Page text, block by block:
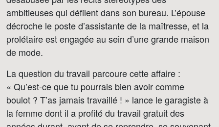
ambitieuses qui défilent dans son bureau. L’épouse
décroche le poste d’assistante de la maîtresse, et la
prolétaire est engagée au sein d’une grande maison
de mode.
La question du travail parcoure cette affaire :
« Qu’est-ce que tu pourrais bien avoir comme
boulot ? T’as jamais travaillé ! » lance le garagiste à
la femme dont il a profité du travail gratuit des